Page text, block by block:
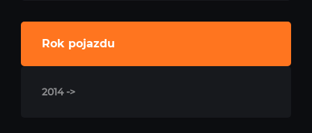
Rok pojazdu
2014 ->